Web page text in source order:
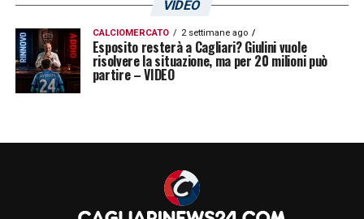
VIDEO
CALCIOMERCATO 2 settimane ago
Esposito resterà a Cagliari? Giulini vuole
risolvere la situazione, ma per 20 milioni può
partire – VIDEO